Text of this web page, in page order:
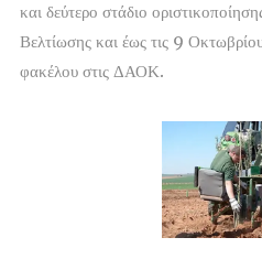
και δεύτερο στάδιο
Βελτίωσης και έως τις 9
φακέλου στις ΔΑΟΚ.